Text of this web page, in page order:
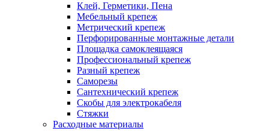
Клей, Герметики, Пена
Мебельный крепеж
Метрический крепеж
Перфорированные монтажные детали
Площадка самоклеящаяся
Профессиональный крепеж
Разный крепеж
Саморезы
Сантехнический крепеж
Скобы для электрокабеля
Стяжки
Расходные материалы